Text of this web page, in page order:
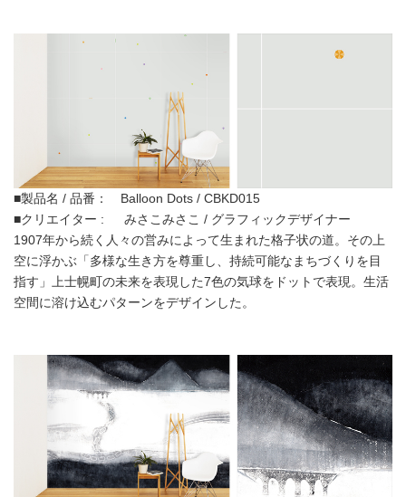
■製品名 / 品番： Balloon Dots / CBKD015
■クリエイター : みさこみさこ / グラフィックデザイナー
1907年から続く人々の営みによって生まれた格子状の道。その上
空に浮かぶ「多様な生き方を尊重し、持続可能なまちづくりを目
指す」上士幌町の未来を表現した7色の気球をドットで表現。生活
空間に溶け込むパターンをデザインした。